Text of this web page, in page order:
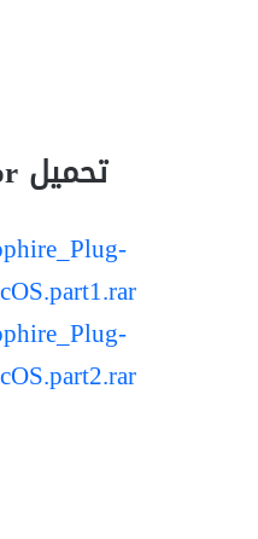
تحميل Rapidgator